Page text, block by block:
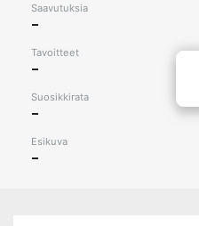
Saavutuksia
-
Tavoitteet
-
Suosikkirata
-
Esikuva
-